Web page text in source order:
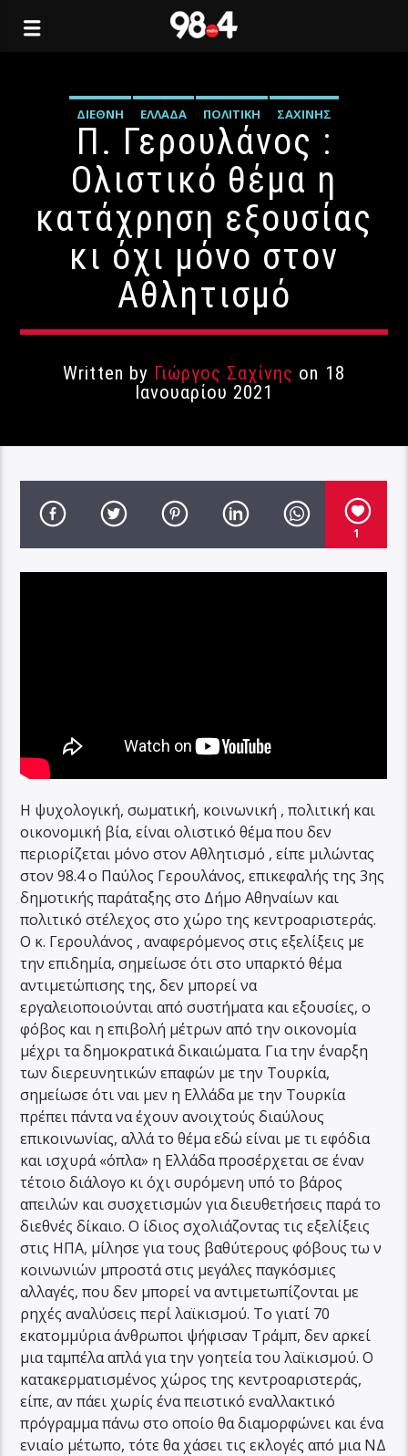
ΔΙΕΘΝΉ ΕΛΛΆΔΑ ΠΟΛΙΤΙΚΉ ΣΑΧΊΝΗΣ
Π. Γερουλάνος :
Ολιστικό θέμα η
κατάχρηση εξουσίας
κι όχι μόνο στον
Αθλητισμό
Written by Γιώργος Σαχίνης on 18
Ιανουαρίου 2021
1
Η ψυχολογική, σωματική, κοινωνική , πολιτική και
οικονομική βία, είναι ολιστικό θέμα που δεν
περιορίζεται μόνο στον Αθλητισμό , είπε μιλώντας
στον 98.4 ο Παύλος Γερουλάνος, επικεφαλής της 3ης
δημοτικής παράταξης στο Δήμο Αθηναίων και
πολιτικό στέλεχος στο χώρο της κεντροαριστεράς.
Ο κ. Γερουλάνος , αναφερόμενος στις εξελίξεις με
την επιδημία, σημείωσε ότι στο υπαρκτό θέμα
αντιμετώπισης της, δεν μπορεί να
εργαλειοποιούνται από συστήματα και εξουσίες, ο
φόβος και η επιβολή μέτρων από την οικονομία
μέχρι τα δημοκρατικά δικαιώματα. Για την έναρξη
των διερευνητικών επαφών με την Τουρκία,
σημείωσε ότι ναι μεν η Ελλάδα με την Τουρκία
πρέπει πάντα να έχουν ανοιχτούς διαύλους
επικοινωνίας, αλλά το θέμα εδώ είναι με τι εφόδια
και ισχυρά «όπλα» η Ελλάδα προσέρχεται σε έναν
τέτοιο διάλογο κι όχι συρόμενη υπό το βάρος
απειλών και συσχετισμών για διευθετήσεις παρά το
διεθνές δίκαιο. Ο ίδιος σχολιάζοντας τις εξελίξεις
στις ΗΠΑ, μίλησε για τους βαθύτερους φόβους τω ν
κοινωνιών μπροστά στις μεγάλες παγκόσμιες
αλλαγές, που δεν μπορεί να αντιμετωπίζονται με
ρηχές αναλύσεις περί λαϊκισμού. Το γιατί 70
εκατομμύρια άνθρωποι ψήφισαν Τράμπ, δεν αρκεί
μια ταμπέλα απλά για την γοητεία του λαϊκισμού. Ο
κατακερματισμένος χώρος της κεντροαριστεράς,
είπε, αν πάει χωρίς ένα πειστικό εναλλακτικό
πρόγραμμα πάνω στο οποίο θα διαμορφώνει και ένα
ενιαίο μέτωπο, τότε θα χάσει τις εκλογές από μια ΝΔ